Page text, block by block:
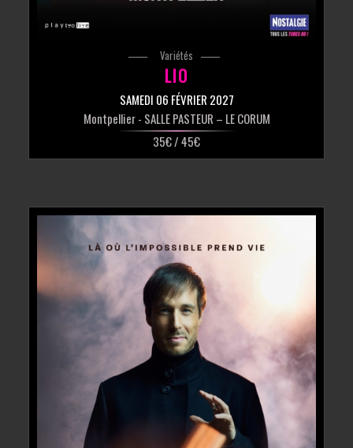
Variétés
LIO
SAMEDI 06 FÉVRIER 2027
Montpellier- SALLE PASTEUR – LE CORUM
35€ / 45€